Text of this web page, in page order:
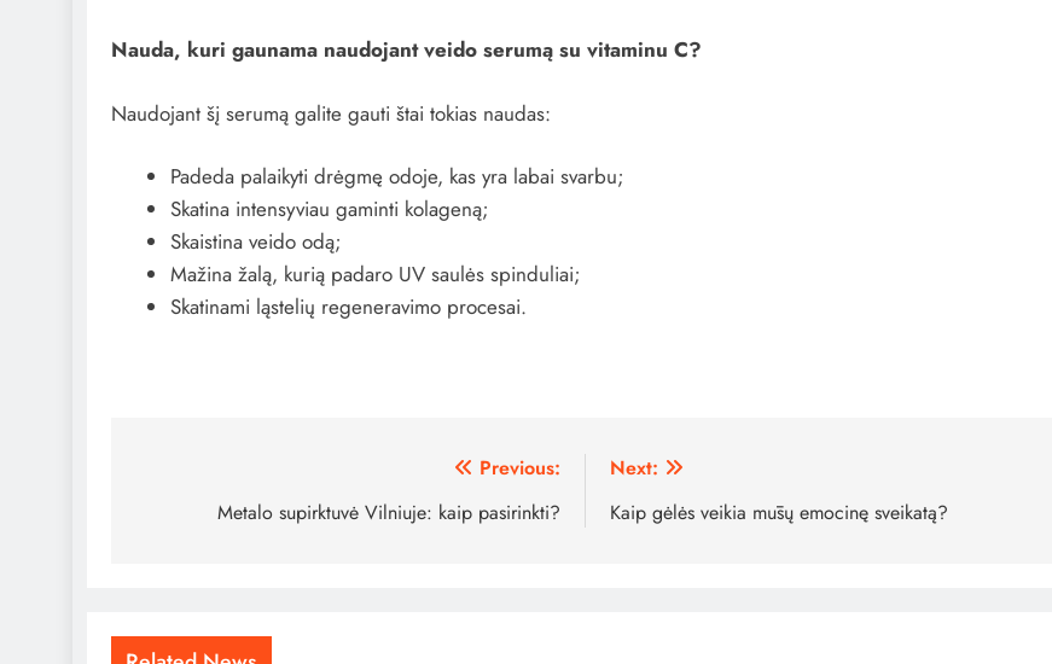
Nauda, kuri gaunama naudojant veido serumą su vitaminu C?
Naudojant šį serumą galite gauti štai tokias naudas:
Padeda palaikyti drėgmę odoje, kas yra labai svarbu;
Skatina intensyviau gaminti kolageną;
Skaistina veido odą;
Mažina žalą, kurią padaro UV saulės spinduliai;
Skatinami ląstelių regeneravimo procesai.
Previous:
Metalo supirktuvė Vilniuje: kaip pasirinkti?
Next:
Kaip gėlės veikia mūsų emocinę sveikatą?